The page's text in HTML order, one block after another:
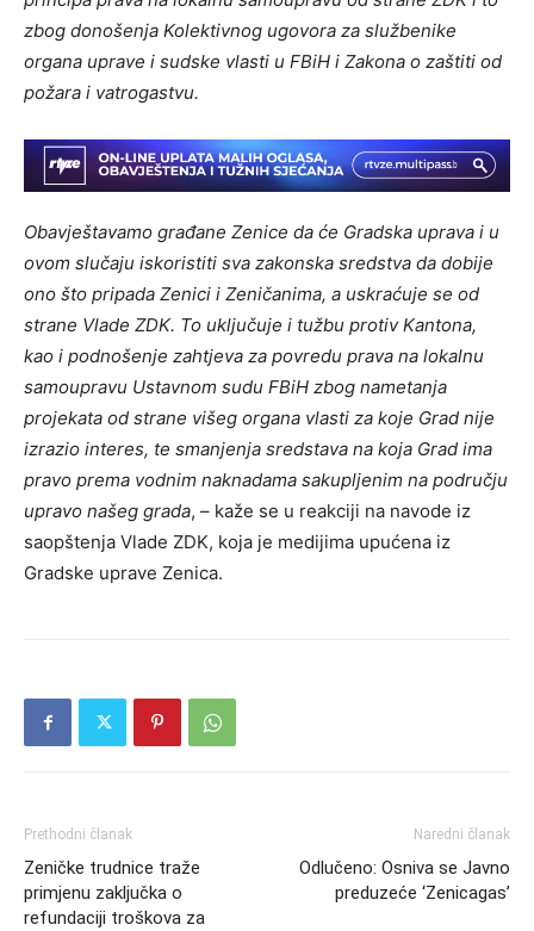
zbog donošenja Kolektivnog ugovora za službenike
organa uprave i sudske vlasti u FBiH i Zakona o zaštiti od
požara i vatrogastvu.
Obavještavamo građane Zenice da će Gradska uprava i u
ovom slučaju iskoristiti sva zakonska sredstva da dobije
ono što pripada Zenici i Zeničanima, a uskraćuje se od
strane Vlade ZDK. To uključuje i tužbu protiv Kantona,
kao i podnošenje zahtjeva za povredu prava na lokalnu
samoupravu Ustavnom sudu FBiH zbog nametanja
projekata od strane višeg organa vlasti za koje Grad nije
izrazio interes, te smanjenja sredstava na koja Grad ima
pravo prema vodnim naknadama sakupljenim na području
upravo našeg grada, – kaže se u reakciji na navode iz
saopštenja Vlade ZDK, koja je medijima upućena iz
Gradske uprave Zenica.
Prethodni članak
Zeničke trudnice traže
primjenu zaključka o
refundaciji troškova za
Naredni članak
Odlučeno: Osniva se Javno
preduzeće ‘Zenicagas’